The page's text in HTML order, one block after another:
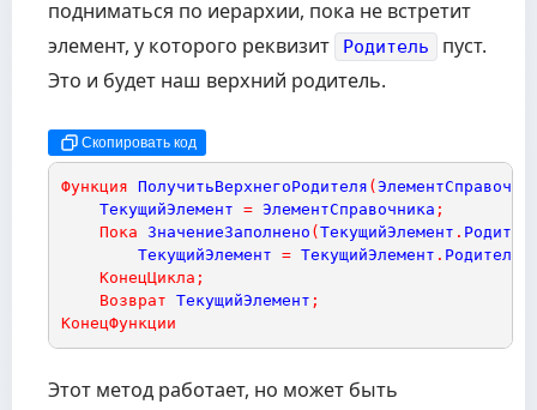
подниматься по иерархии, пока не встретит
элемент, у которого реквизит
Родитель
пуст.
Это и будет наш верхний родитель.
Скопировать код
Функция ПолучитьВерхнегоРодителя (
ТекущийЭлемент = ЭлементСправочника ;
Пока ЗначениеЗаполнено ( ТекущийЭлемент .
ТекущийЭлемент = ТекущийЭлемент . Родитель
КонецЦикла ;
Возврат ТекущийЭлемент ;
КонецФункции
Этот метод работает, но может быть